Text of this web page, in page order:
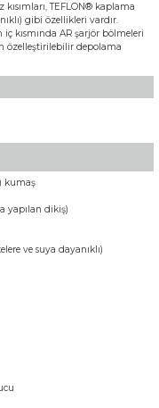
TEFLON® kaplama
gibi özellikleri vardır.
iç kısmında AR şarjör bölmeleri
özelleştirilebilir depolama
kumaş
yapılan dikiş)
ve suya dayanıklı)